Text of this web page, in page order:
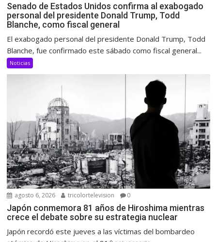
Senado de Estados Unidos confirma al exabogado
personal del presidente Donald Trump, Todd
Blanche, como fiscal general
El exabogado personal del presidente Donald Trump, Todd
Blanche, fue confirmado este sábado como fiscal general...
Noticias
agosto 6, 2026 tricolortelevision 0
Japón conmemora 81 años de Hiroshima mientras
crece el debate sobre su estrategia nuclear
Japón recordó este jueves a las víctimas del bombardeo